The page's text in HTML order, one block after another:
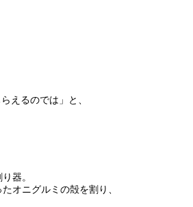
えるのでは」と、
器。
オニグルミの殻を割り、